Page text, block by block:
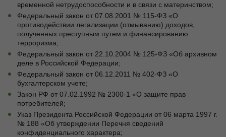
временной нетрудоспособности и в связи с материнством;
Федеральный закон от 07.08.2001 № 115-ФЗ «О
противодействии легализации (отмыванию) доходов,
полученных преступным путем и финансированию
терроризма;
Федеральный закон от 22.10.2004 № 125-ФЗ «Об архивном
деле в Российской Федерации;
Федеральный закон от 06.12.2011 № 402-ФЗ «О
бухгалтерском учете;
Закон РФ от 07.02.1992 № 2300-1 «О защите прав
потребителей;
Указ Президента Российской Федерации от 06 марта 1997 г.
№ 188 «Об утверждении Перечня сведений
конфиденциального характера;